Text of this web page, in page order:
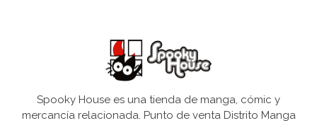
Spooky House es una tienda de manga, cómic y
mercancía relacionada. Punto de venta Distrito Manga